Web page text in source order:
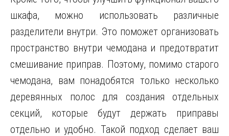
шкафа, можно использовать различные
разделители внутри. Это поможет организовать
пространство внутри чемодана и предотвратит
смешивание приправ. Поэтому, помимо старого
чемодана, вам понадобятся только несколько
деревянных полос для создания отдельных
секций, которые будут держать приправы
отдельно и удобно. Такой подход сделает ваш